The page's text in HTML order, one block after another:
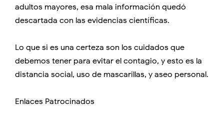
adultos mayores, esa mala información quedó
descartada con las evidencias científicas.
Lo que si es una certeza son los cuidados que
debemos tener para evitar el contagio, y esto es la
distancia social, uso de mascarillas, y aseo personal.
Enlaces Patrocinados